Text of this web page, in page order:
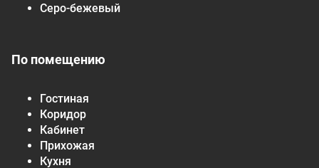
Серо-бежевый
По помещению
Гостиная
Коридор
Кабинет
Прихожая
Кухня